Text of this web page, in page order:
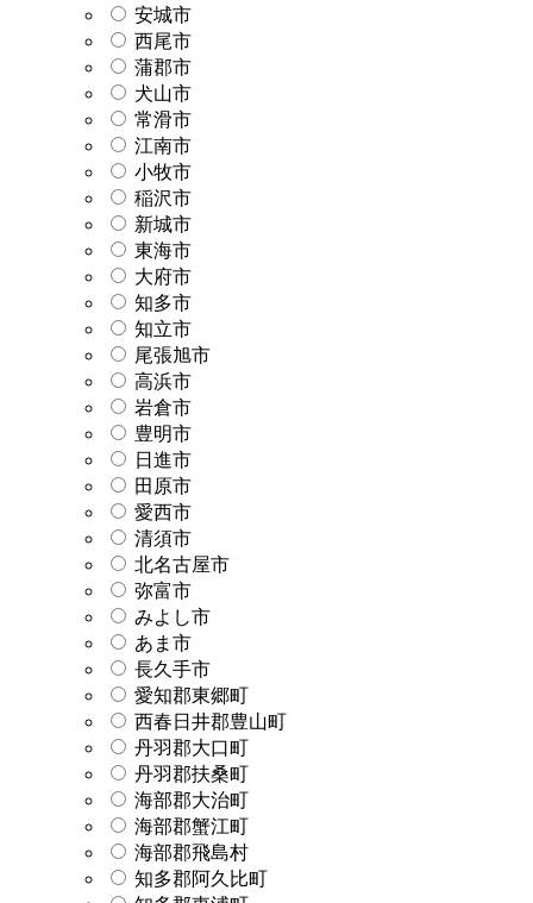
安城市
西尾市
蒲郡市
犬山市
常滑市
江南市
小牧市
稲沢市
新城市
東海市
大府市
知多市
知立市
尾張旭市
高浜市
岩倉市
豊明市
日進市
田原市
愛西市
清須市
北名古屋市
弥富市
みよし市
あま市
長久手市
愛知郡東郷町
西春日井郡豊山町
丹羽郡大口町
丹羽郡扶桑町
海部郡大治町
海部郡蟹江町
海部郡飛島村
知多郡阿久比町